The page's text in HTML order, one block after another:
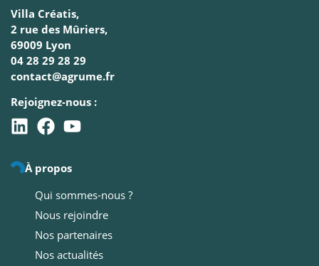
Villa Créatis,
2 rue des Mûriers,
69009 Lyon
04 28 29 28 29
contact@agrume.fr
Rejoignez-nous :
À propos
Qui sommes-nous ?
Nous rejoindre
Nos partenaires
Nos actualités